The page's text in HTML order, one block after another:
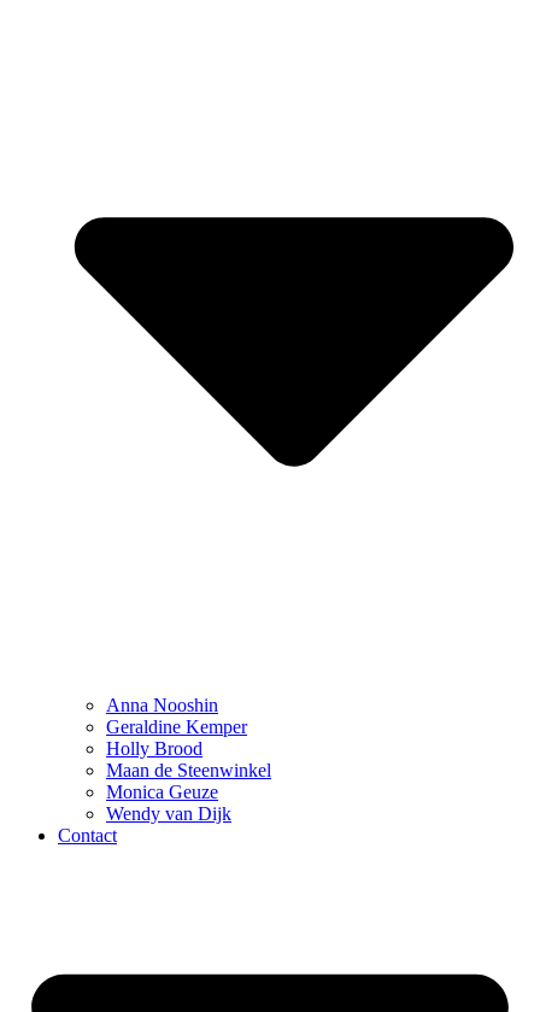
Anna Nooshin
Geraldine Kemper
Holly Brood
Maan de Steenwinkel
Monica Geuze
Wendy van Dijk
Contact